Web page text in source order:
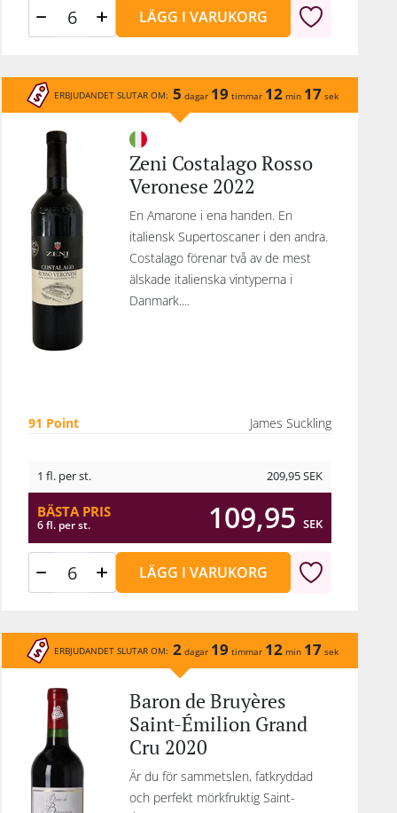
LÄGG I VARUKORG
ERBJUDANDET SLUTAR OM: 5 dagar 19 timmar 12min 17 sek
Zeni Costalago Rosso
Veronese 2022
En Amarone i ena handen. En
italiensk Supertoscaner i den andra.
Costalago förenar två av de mest
älskade italienska vintyperna i
Danmark....
91 Point James Suckling
1 fl. per st. 209,95SEK
BÄSTA PRIS
6 fl. per st. 109,95 SEK
LÄGG I VARUKORG
ERBJUDANDET SLUTAR OM: 2dagar 19 timmar 12min 17 sek
Baron de Bruyères
Saint-Émilion Grand
Cru 2020
Är du för sammetslen, fatkryddad
och perfekt mörkfruktig Saint-